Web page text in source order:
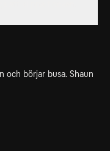
och börjar busa. Shaun